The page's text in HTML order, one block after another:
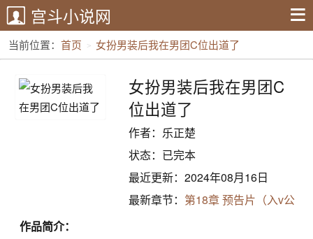
宫斗小说网
当前位置： 首页 女扮男装后我在男团C位出道了
女扮男装后我在男团C
位出道了
作者：乐正楚
状态：已完本
最近更新：2024年08月16日
最新章节： 第18章 预告片（入v公
作品简介：